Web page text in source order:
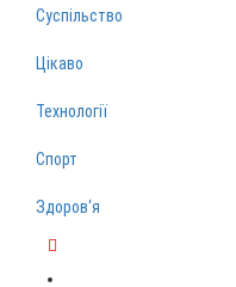
Суспільство
Цікаво
Технології
Спорт
Здоров‘я